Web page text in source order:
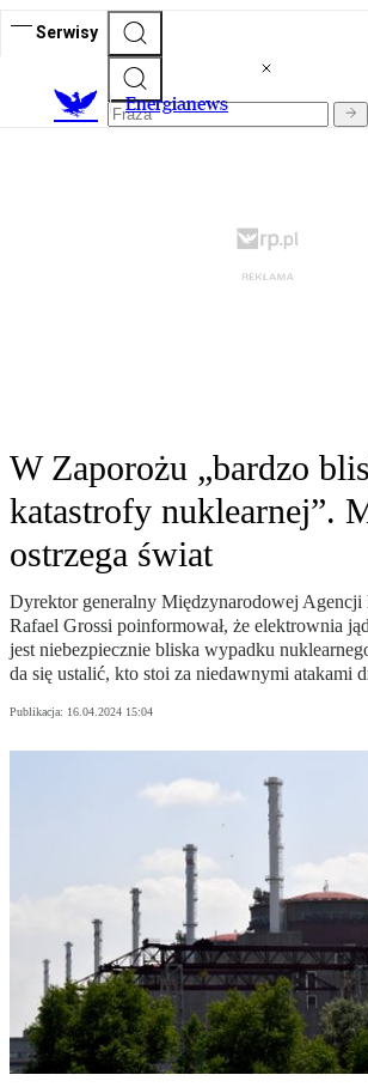
Serwisy
Energianews
W Zaporożu „bardzo
katastrofy nuklearnej”.
ostrzega świat
Dyrektor generalny Międzynarodowej
Rafael Grossi poinformował, że elektrownia
jest niebezpiecznie bliska wypadku
da się ustalić, kto stoi za niedawnymi atakami
Publikacja: 16.04.2024 15:04